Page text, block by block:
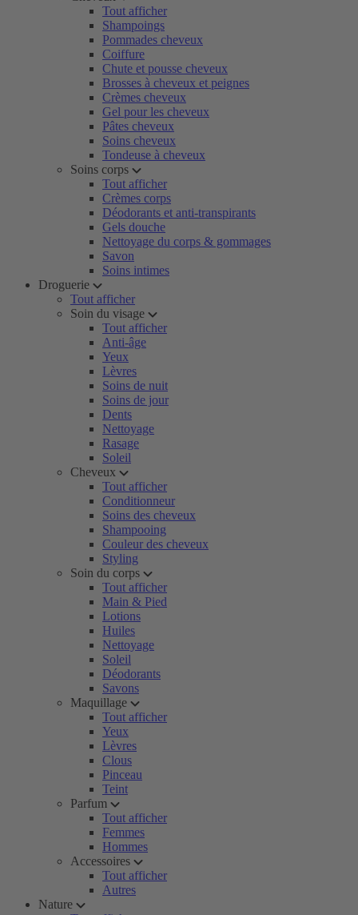
Tout afficher
Shampoings
Pommades cheveux
Coiffure
Chute et pousse cheveux
Brosses à cheveux et peignes
Crèmes cheveux
Gel pour les cheveux
Pâtes cheveux
Soins cheveux
Tondeuse à cheveux
Soins corps
Tout afficher
Crèmes corps
Déodorants et anti-transpirants
Gels douche
Nettoyage du corps & gommages
Savon
Soins intimes
Droguerie
Tout afficher
Soin du visage
Tout afficher
Anti-âge
Yeux
Lèvres
Soins de nuit
Soins de jour
Dents
Nettoyage
Rasage
Soleil
Cheveux
Tout afficher
Conditionneur
Soins des cheveux
Shampooing
Couleur des cheveux
Styling
Soin du corps
Tout afficher
Main & Pied
Lotions
Huiles
Nettoyage
Soleil
Déodorants
Savons
Maquillage
Tout afficher
Yeux
Lèvres
Clous
Pinceau
Teint
Parfum
Tout afficher
Femmes
Hommes
Accessoires
Tout afficher
Autres
Nature